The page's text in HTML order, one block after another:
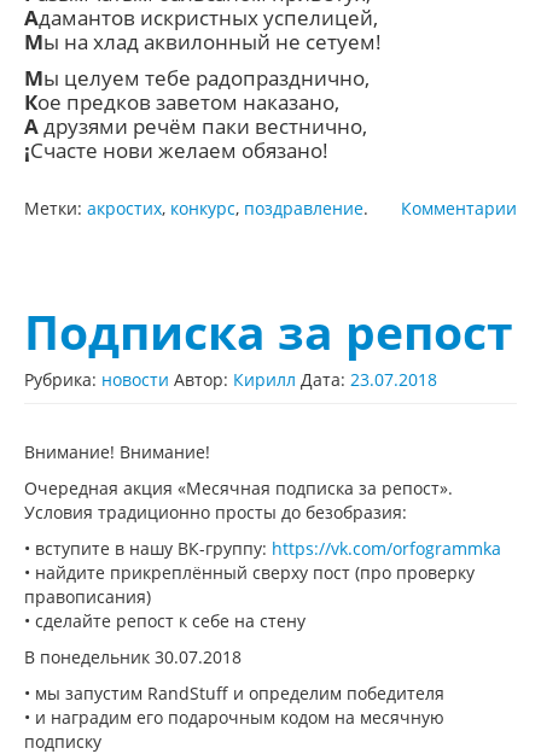
Адамантов искристных успелицей,
Мы на хлад аквилонный не сетуем!
Мы целуем тебе радопразднично,
Кое предков заветом наказано,
Адрузями речём паки вестнично,
¡Счасте нови желаем обязано!
Комментарии
Метки: акростих, конкурс, поздравление.
Подписка за репост
Рубрика: новости Автор: Кирилл Дата: 23.07.2018
Внимание! Внимание!
Очередная акция «Месячная подписка за репост».
Условия традиционно просты до безобразия:
• вступите в нашу ВК-группу: https://vk.com/orfogrammka
• найдите прикреплённый сверху пост (про проверку
правописания)
• сделайте репост к себе на стену
В понедельник 30.07.2018
• мы запустим RandStuff и определим победителя
• и наградим его подарочным кодом на месячную
подписку